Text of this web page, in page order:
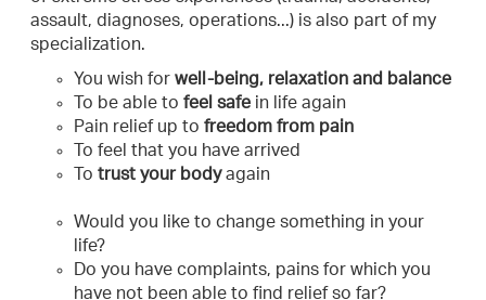
assault, diagnoses, operations...) is also part of my
specialization.
You wish for well-being, relaxation and balance
To be able to feel safe in life again
Pain relief up to freedom from pain
To feel that you have arrived
To trust your bodyagain
Would you like to change something in your
life?
Do you have complaints, pains for which you
have not been able to find relief so far?